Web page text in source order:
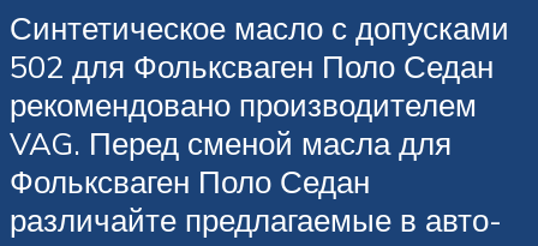
Синтетическое масло с допусками
502 для Фольксваген Поло Седан
рекомендовано производителем
VAG. Перед сменой масла для
Фольксваген Поло Седан
различайте предлагаемые в авто-